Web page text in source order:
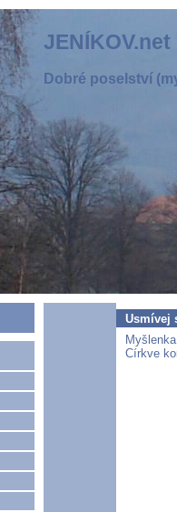
JENÍKOV.net
Dobré poselství
Usmívej
Církve